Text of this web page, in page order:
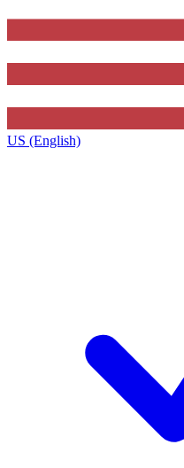
US (English)